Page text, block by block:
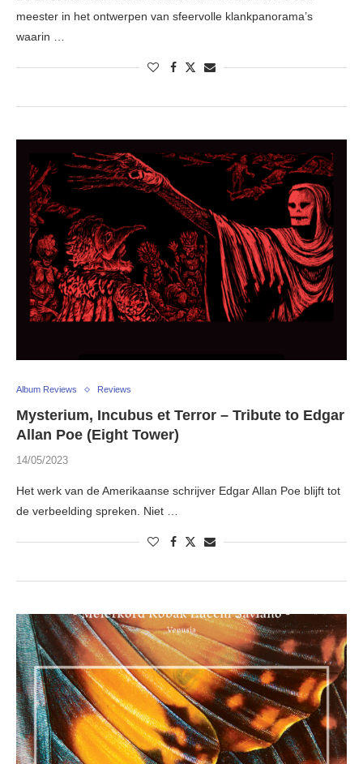
meester in het ontwerpen van sfeervolle klankpanorama’s
waarin …
Album Reviews Reviews
Mysterium, Incubus et Terror – Tribute to Edgar
Allan Poe (Eight Tower)
14/05/2023
Het werk van de Amerikaanse schrijver Edgar Allan Poe blijft tot
de verbeelding spreken. Niet …